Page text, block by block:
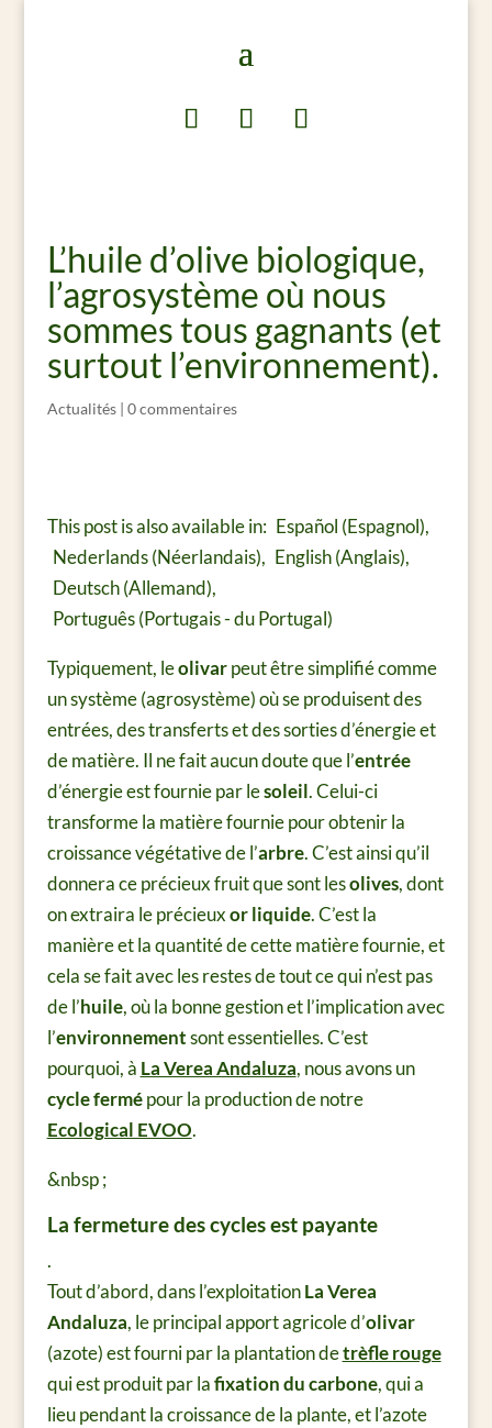
L’huile d’olive biologique,
l’agrosystème où nous
sommes tous gagnants (et
surtout l’environnement).
Actualités| 0 commentaires
This post is also available in: Español (Espagnol)
Nederlands(Néerlandais) English(Anglais)
Deutsch(Allemand)
Português(Portugais - du Portugal)
Typiquement, leolivarpeut être simplifié comme
un système (agrosystème) où se produisent des
entrées, des transferts et des sorties d’énergie et
de matière. Il ne fait aucun doute que l’entrée
d’énergie est fournie par lesoleil. Celui-ci
transforme la matière fournie pour obtenir la
croissance végétative de l’arbre. C’est ainsi qu’il
donnera ce précieux fruit que sont lesolives, dont
on extraira le précieuxor liquide. C’est la
manière et la quantité de cette matière fournie, et
cela se fait avec les restes de tout ce qui n’est pas
de l’huile, où la bonne gestion et l’implication avec
l’environnementsont essentielles. C’est
pourquoi, à La Verea Andaluza, nous avons un
cycle fermépour la production de notre
Ecological EVOO.
&nbsp ;
La fermeture des cycles est payante
.
Tout d’abord, dans l’exploitationLa Verea
Andaluza, le principal apport agricole d’olivar
(azote) est fourni par la plantation detrèfle rouge
qui est produit par lafixation du carbone, qui a
lieu pendant la croissance de la plante, et l’azote